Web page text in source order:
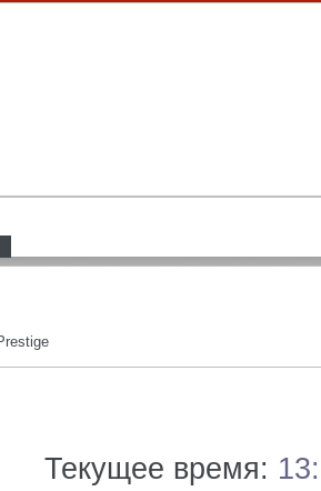
Текущее время: